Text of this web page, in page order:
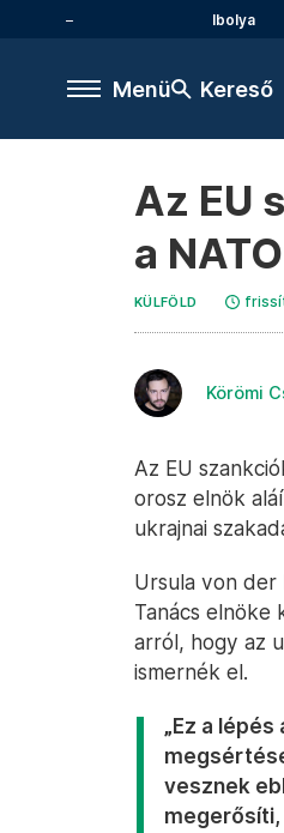
Ibolya
Menü Kereső
Az EU
a
KÜLFÖLD
Körömi
Az EU
orosz elnök
ukrajnai
Ursula von der
Tanács
arról, hogy az
ismernék el.
„Ez a
vesznek